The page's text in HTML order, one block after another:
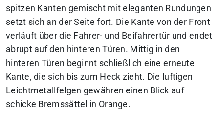
spitzen Kanten gemischt mit eleganten Rundungen
setzt sich an der Seite fort. Die Kante von der Front
verläuft über die Fahrer- und Beifahrertür und endet
abrupt auf den hinteren Türen. Mittig in den
hinteren Türen beginnt schließlich eine erneute
Kante, die sich bis zum Heck zieht. Die luftigen
Leichtmetallfelgen gewähren einen Blick auf
schicke Bremssättel in Orange.